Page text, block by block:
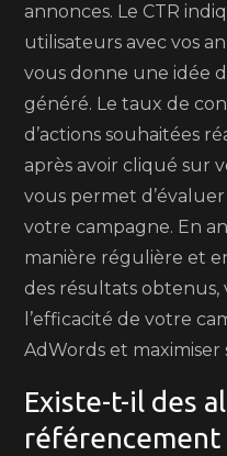
annonces. Le CTR
utilisateurs avec vos
vous donne une idée
généré. Le taux de
d’actions souhaitées
après avoir cliqué sur
vous permet
votre campagne. En
manière régulière et
des résultats
l’efficacité de votre
AdWords et maximiser
Existe-t-il des
référencement